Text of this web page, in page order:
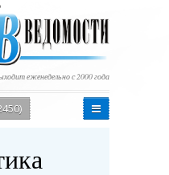
еженедельно с 2000 года